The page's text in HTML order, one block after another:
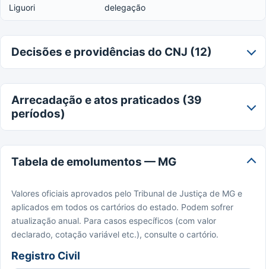
Liguori
delegação
Decisões e providências do CNJ (12)
Arrecadação e atos praticados (39
períodos)
Tabela de emolumentos — MG
Valores oficiais aprovados pelo Tribunal de Justiça de MG e
aplicados em todos os cartórios do estado. Podem sofrer
atualização anual. Para casos específicos (com valor
declarado, cotação variável etc.), consulte o cartório.
Registro Civil